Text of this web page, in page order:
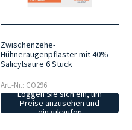
Zwischenzehe-
Hühneraugenpflaster mit 40%
Salicylsäure 6 Stück
Art.-Nr.: CO296
Loggen Sie sich ein, um
Preise anzusehen und
einzukaufen